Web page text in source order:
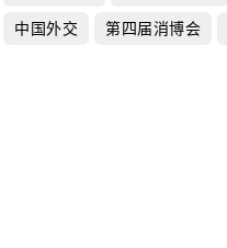
中国外交 第四届消博会